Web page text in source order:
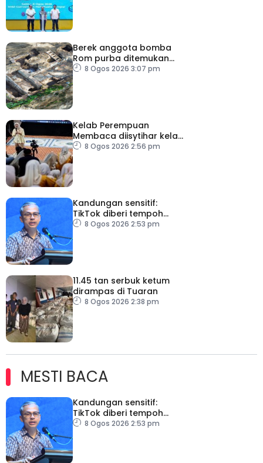
Berek anggota bomba
Rom purba ditemukan
berhampiran Colosseum
8 Ogos 2026 3:07 pm
Kelab Perempuan
Membaca diisytihar kelab
membaca terbesar di
8 Ogos 2026 2:56 pm
Kandungan sensitif:
TikTok diberi tempoh
perkukuh sistem
8 Ogos 2026 2:53 pm
11.45 tan serbuk ketum
dirampas di Tuaran
8 Ogos 2026 2:38 pm
MESTI BACA
Kandungan sensitif:
TikTok diberi tempoh
perkukuh sistem
8 Ogos 2026 2:53 pm